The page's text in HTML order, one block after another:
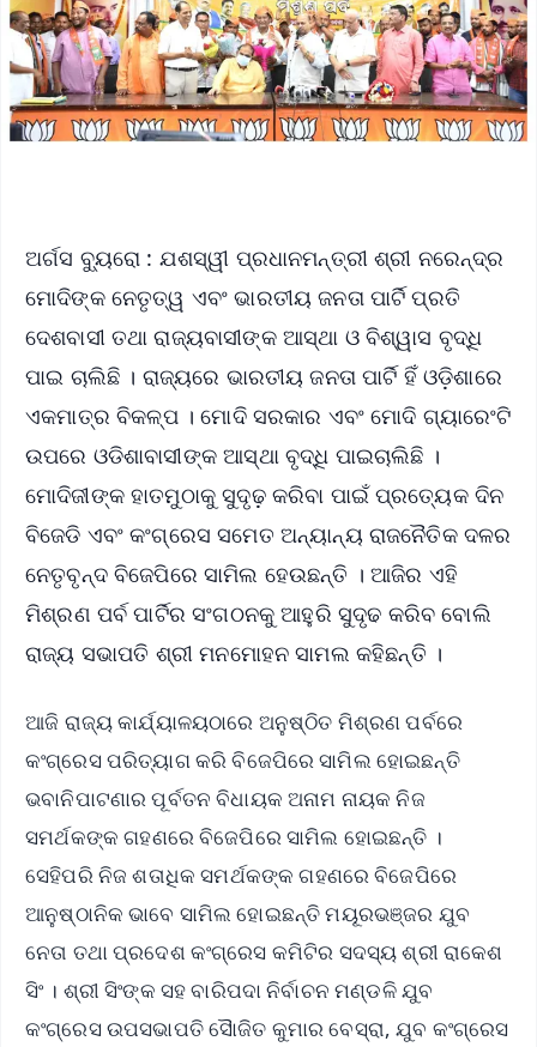
ଅର୍ଗସ ବ୍ୟୁରୋ : ଯଶସ୍ୱୀ ପ୍ରଧାନମନ୍ତ୍ରୀ ଶ୍ରୀ ନରେନ୍ଦ୍ର
ମୋଦିଙ୍କ ନେତୃତ୍ୱ ଏବଂ ଭାରତୀୟ ଜନତା ପାର୍ଟି ପ୍ରତି
ଦେଶବାସୀ ତଥା ରାଜ୍ୟବାସୀଙ୍କ ଆସ୍ଥା ଓ ବିଶ୍ୱାସ ବୃଦ୍ଧି
ପାଇ ଚାଲିଛି । ରାଜ୍ୟରେ ଭାରତୀୟ ଜନତା ପାର୍ଟି ହିଁ ଓଡ଼ିଶାରେ
ଏକମାତ୍ର ବିକଳ୍ପ । ମୋଦି ସରକାର ଏବଂ ମୋଦି ଗ୍ୟାରେଂଟି
ଉପରେ ଓଡିଶାବାସୀଙ୍କ ଆସ୍ଥା ବୃଦ୍ଧି ପାଇଚାଲିଛି ।
ମୋଦିଜୀଙ୍କ ହାତମୁଠାକୁ ସୁଦୃଢ଼ କରିବା ପାଇଁ ପ୍ରତ୍ୟେକ ଦିନ
ବିଜେଡି ଏବଂ କଂଗ୍ରେସ ସମେତ ଅନ୍ୟାନ୍ୟ ରାଜନୈତିକ ଦଳର
ନେତୃବୃନ୍ଦ ବିଜେପିରେ ସାମିଲ ହେଉଛନ୍ତି । ଆଜିର ଏହି
ମିଶ୍ରଣ ପର୍ବ ପାର୍ଟିର ସଂଗଠନକୁ ଆହୁରି ସୁଦୃଢ କରିବ ବୋଲି
ରାଜ୍ୟ ସଭାପତି ଶ୍ରୀ ମନମୋହନ ସାମଲ କହିଛନ୍ତି ।
ଆଜି ରାଜ୍ୟ କାର୍ଯ୍ୟାଳୟଠାରେ ଅନୁଷ୍ଠିତ ମିଶ୍ରଣ ପର୍ବରେ
କଂଗ୍ରେସ ପରିତ୍ୟାଗ କରି ବିଜେପିରେ ସାମିଲ ହୋଇଛନ୍ତି
ଭବାନିପାଟଣାର ପୂର୍ବତନ ବିଧାୟକ ଅନାମ ନାୟକ ନିଜ
ସମର୍ଥକଙ୍କ ଗହଣରେ ବିଜେପିରେ ସାମିଲ ହୋଇଛନ୍ତି ।
ସେହିପରି ନିଜ ଶତାଧିକ ସମର୍ଥକଙ୍କ ଗହଣରେ ବିଜେପିରେ
ଆନୁଷ୍ଠାନିକ ଭାବେ ସାମିଲ ହୋଇଛନ୍ତି ମୟୂରଭଞ୍ଜର ଯୁବ
ନେତା ତଥା ପ୍ରଦେଶ କଂଗ୍ରେସ କମିଟିର ସଦସ୍ୟ ଶ୍ରୀ ରାକେଶ
ସିଂ । ଶ୍ରୀ ସିଂଙ୍କ ସହ ବାରିପଦା ନିର୍ବାଚନ ମଣ୍ଡଳି ଯୁବ
କଂଗ୍ରେସ ଉପସଭାପତି ସୈାଜିତ କୁମାର ବେସ୍ରା, ଯୁବ କଂଗ୍ରେସ